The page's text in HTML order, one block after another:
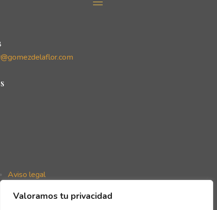
Valoramos tu privacidad
Aviso legal
Política de cookies